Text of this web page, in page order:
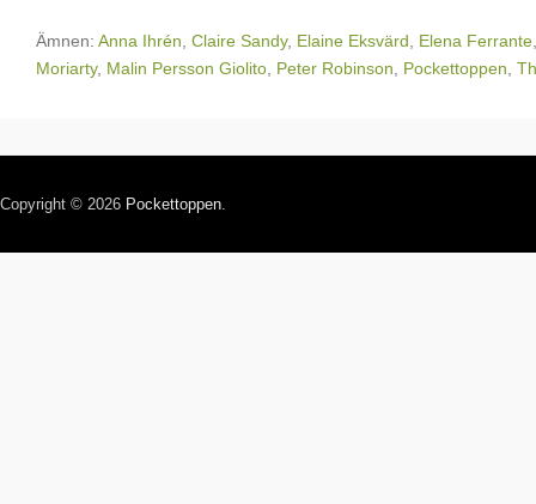
Ämnen: Anna Ihrén Claire Sandy, Elaine Eksvärd Elena Ferrante
Moriarty, Malin Persson Giolito Peter Robinson Pockettoppen
Copyright © 2026 Pockettoppen.